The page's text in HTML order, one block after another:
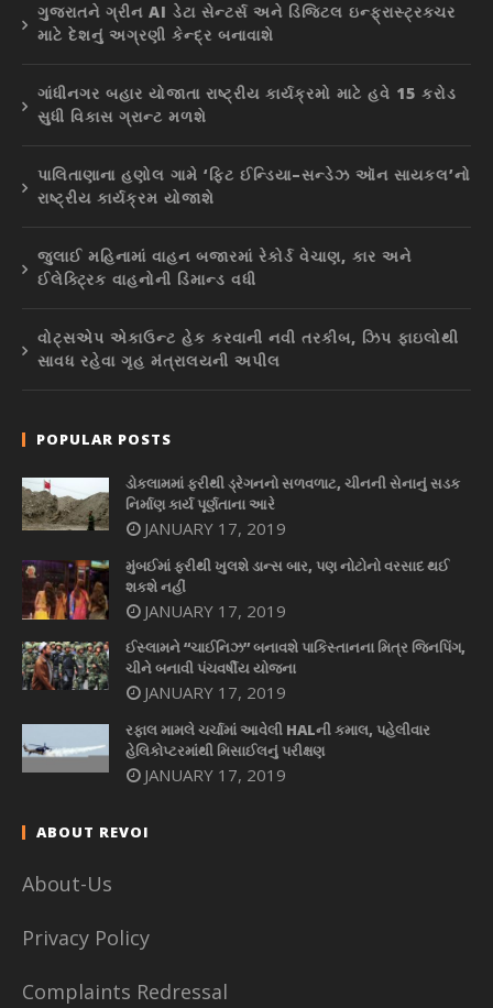
ગુજરાતને ગ્રીન AI ડેટા સેન્ટર્સ અને ડિજિટલ ઇન્ફ્રાસ્ટ્રક્ચર
માટે દેશનું અગ્રણી કેન્દ્ર બનાવાશે
ગાંધીનગર બહાર યોજાતા રાષ્ટ્રીય કાર્યક્રમો માટે હવે 15 કરોડ
સુધી વિકાસ ગ્રાન્ટ મળશે
પાલિતાણાના હણોલ ગામે ‘ફિટ ઈન્ડિયા–સન્ડેઝ ઑન સાયકલ’નો
રાષ્ટ્રીય કાર્યક્રમ યોજાશે
જુલાઈ મહિનામાં વાહન બજારમાં રેકોર્ડ વેચાણ, કાર અને
ઈલેક્ટ્રિક વાહનોની ડિમાન્ડ વધી
વોટ્સએપ એકાઉન્ટ હેક કરવાની નવી તરકીબ, ઝિપ ફાઇલોથી
સાવધ રહેવા ગૃહ મંત્રાલયની અપીલ
POPULAR POSTS
ડોકલામમાં ફરીથી ડ્રેગનનો સળવળાટ, ચીનની સેનાનું સડક
નિર્માણ કાર્ય પૂર્ણતાના આરે
JANUARY 17, 2019
મુંબઈમાં ફરીથી ખુલશે ડાન્સ બાર, પણ નોટોનો વરસાદ થઈ
શકશે નહીં
JANUARY 17, 2019
ઈસ્લામને “ચાઈનિઝ” બનાવશે પાકિસ્તાનના મિત્ર જિનપિંગ,
ચીને બનાવી પંચવર્ષીય યોજના
JANUARY 17, 2019
રફાલ મામલે ચર્ચામાં આવેલી HALની કમાલ, પહેલીવાર
હેલિકોપ્ટરમાંથી મિસાઈલનું પરીક્ષણ
JANUARY 17, 2019
ABOUT REVOI
About-Us
Privacy Policy
Complaints Redressal